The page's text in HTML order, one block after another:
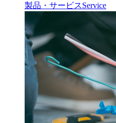
製品・サービスService